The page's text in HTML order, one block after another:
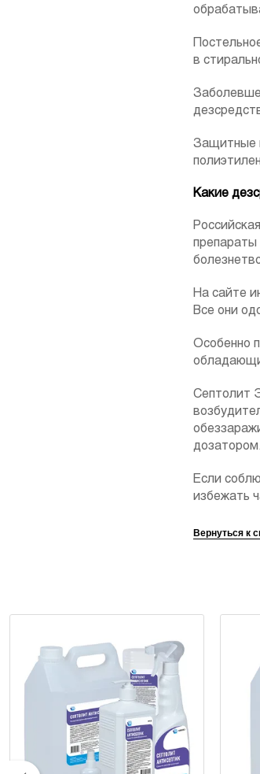
в
Защитные
Какие
препараты
На сайте
Все они
Особенно
Септолит
Если
избежать
Вернуться к